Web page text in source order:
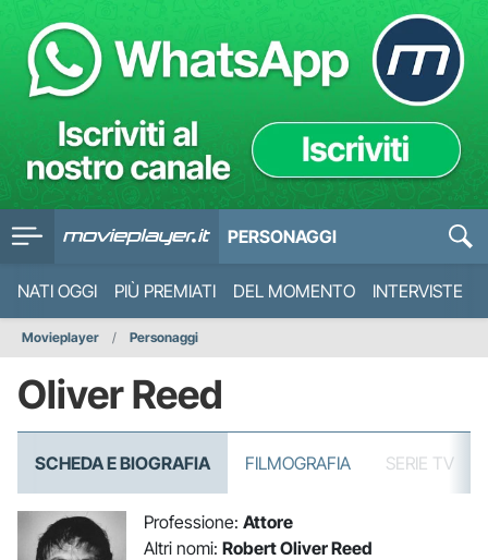
PERSONAGGI
NATI OGGI PIÙ PREMIATI DEL MOMENTO INTERVISTE
Movieplayer Personaggi
Oliver Reed
SCHEDA E BIOGRAFIA FILMOGRAFIA SERIE TV
Professione: Attore
Altri nomi: Robert Oliver Reed